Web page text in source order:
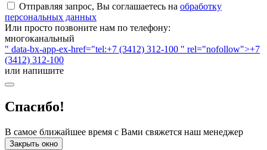
Отправляя запрос, Вы соглашаетесь на обработку
персональных данных
Или просто позвоните нам по телефону:
многоканальный
" data-bx-app-ex-href="tel:+7 (3412) 312-100 " rel="nofollow">+7
(3412) 312-100
или напишите
Спасибо!
В самое ближайшее время с Вами свяжется наш менеджер
Закрыть окно